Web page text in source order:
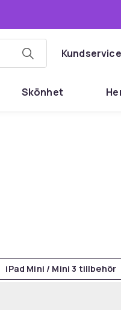
Kundservice
Skönhet
iPad Mini / Mini 3 tillbehör